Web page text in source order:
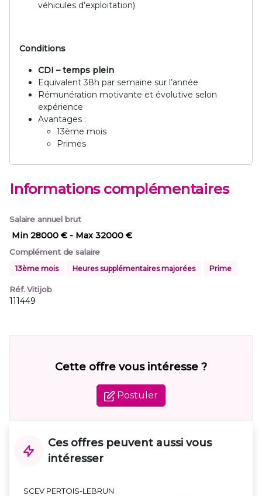
véhicules d’exploitation)
Conditions
CDI – temps plein
Equivalent 38h par semaine sur l’année
Rémunération motivante et évolutive selon
expérience
Avantages :
13ème mois
Primes
Informations complémentaires
Salaire annuel brut
Min 28000 € - Max 32000 €
Complément de salaire
13ème mois Heures supplémentaires majorées Prime
Réf. Vitijob
111449
Cette offre vous intéresse ?
Postuler
Ces offres peuvent aussi vous
intéresser
SCEV PERTOIS-LEBRUN